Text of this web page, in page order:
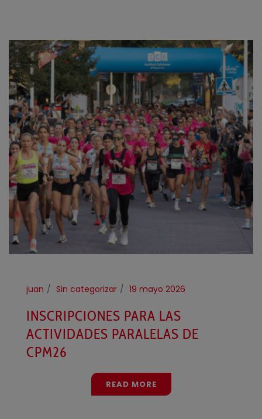
juan Sin categorizar 19 mayo 2026
INSCRIPCIONES PARA LAS
ACTIVIDADES PARALELAS DE
CPM26
READ MORE